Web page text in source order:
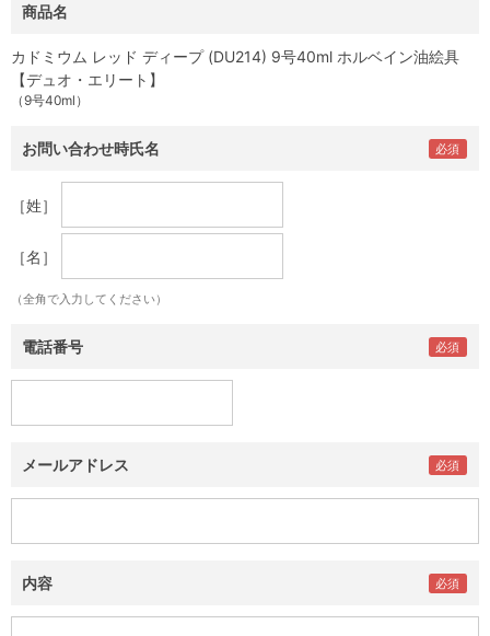
商品名
カドミウム レッド ディープ (DU214) 9号40ml ホルベイン油絵具
【デュオ・エリート】
（9号40ml）
お問い合わせ時氏名
［姓］
［名］
（全角で入力してください）
電話番号
メールアドレス
内容